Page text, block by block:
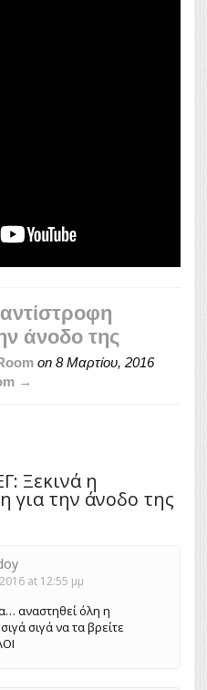
άνοδο της
on 8 Μαρτίου, 2016
→
Ξεκινά η
για την άνοδο της
at 12:55 μμ
αναστηθεί όλη η
σιγά να τα βρείτε